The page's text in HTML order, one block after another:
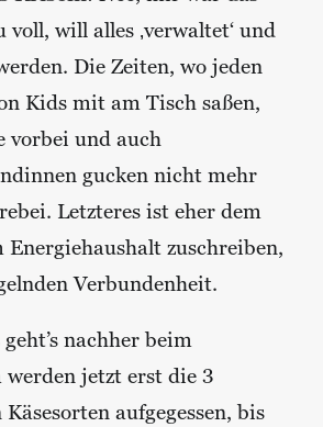
voll, will alles ‚verwaltet‘ und
Die Zeiten, wo jeden
Kids mit am Tisch saßen,
vorbei und auch
gucken nicht mehr
Letzteres ist eher dem
zuschreiben,
Verbundenheit.
nachher beim
jetzt erst die 3
aufgegessen, bis